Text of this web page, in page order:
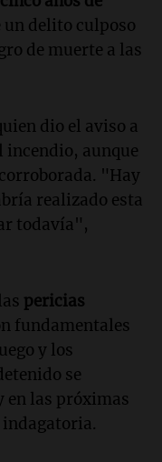
un delito culposo
de muerte a las
dio el aviso a
incendio, aunque
"Hay
realizado esta
todavía",
pericias
fundamentales
y los
se
en las próximas
indagatoria.